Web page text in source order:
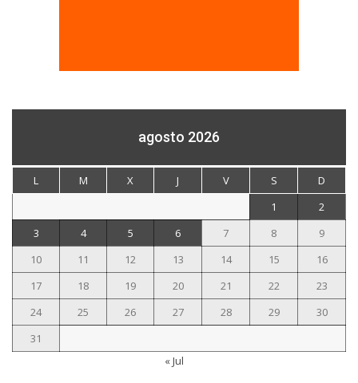
agosto 2026
L M X J V S
D
1
2
3
4 5 6 7 8
9
10
11 12 13 14 15
16
17
18 19 20 21 22
23
24
25 26 27 28 29
30
31
« Jul